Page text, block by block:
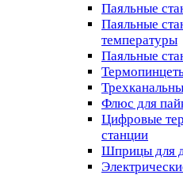
Паяльные
Паяльные
температуры
Паяльные
Флюс для
Цифровые
станции
Шприцы для